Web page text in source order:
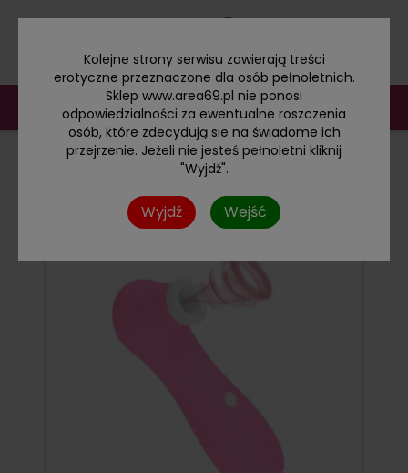
Kolejne strony serwisu zawierają treści
erotyczne przeznaczone dla osób pełnoletnich.
Sklep www.area69.pl nie ponosi
odpowiedzialności za ewentualne roszczenia
osób, które zdecydują sie na świadome ich
przejrzenie. Jeżeli nie jesteś pełnoletni kliknij
"Wyjdź".
Wyjdź Wejść
MAŁE WIBRATORY